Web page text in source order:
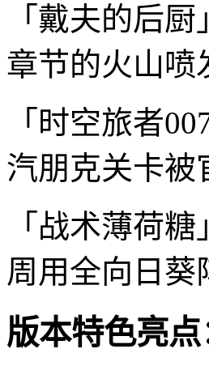
「戴夫的后
章节的火山喷
「时空旅者
汽朋克关卡被
「战术薄荷
周用全向日葵
版本特色亮点